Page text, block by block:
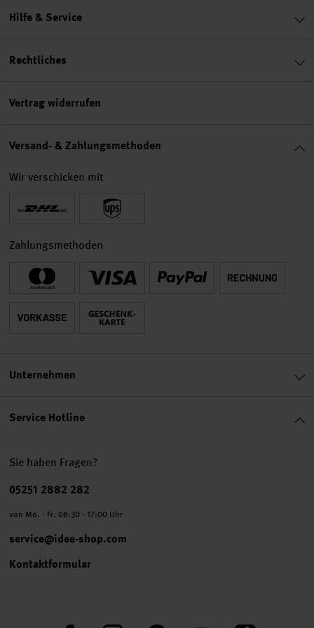
Service Hotline
Sie haben Fragen?
Telefonnummer
05251 2882 282
von Mo. - Fr. 08:30 - 17:00 Uhr
service@idee-shop.com
Kontaktformular
Hilfe & Service
Rechtliches
Vertrag widerrufen
Versand- & Zahlungsmethoden
Wir verschicken mit
Zahlungsmethoden
Unternehmen